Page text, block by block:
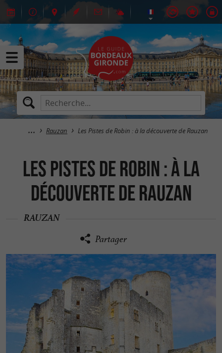
Rauzan Les Pistes de Robin : à la découverte de Rauzan
Les Pistes de Robin : à la
découverte de Rauzan
RAUZAN
Partager